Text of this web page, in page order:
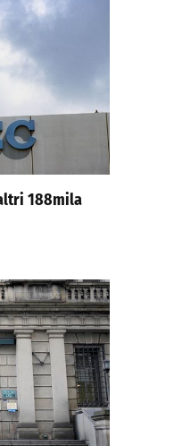
188mila